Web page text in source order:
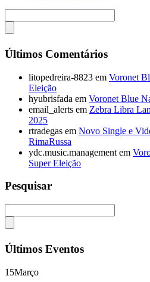
Últimos Comentários
litopedreira-8823 em Voronet
Eleição
hyubrisfada em Voronet Blue
email_alerts em Zebra Libra
2025
rtradegas em Novo Single e
RimaRussa
ydc.music.management em
Super Eleição
Pesquisar
Últimos Eventos
15Março